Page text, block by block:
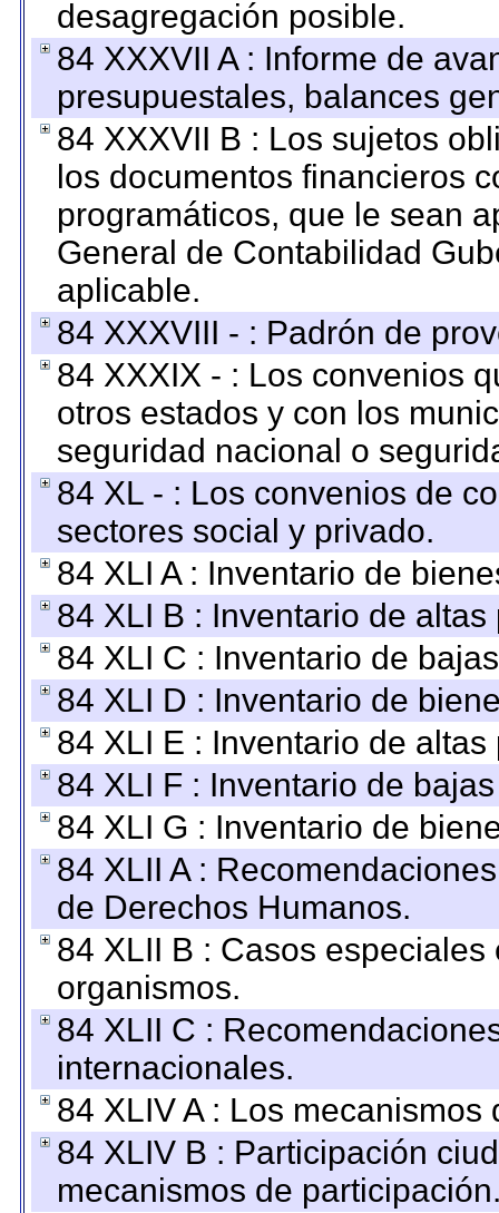
desagregación posible.
84 XXXVII A : Informe de
presupuestales, balances
84 XXXVII B : Los sujetos
los documentos financieros
programáticos, que le sean
General de Contabilidad
aplicable.
84 XXXVIII - : Padrón de
84 XXXIX - : Los convenios
otros estados y con los
seguridad nacional o
84 XL - : Los convenios de
sectores social y privado.
84 XLI A : Inventario de
84 XLI B : Inventario de
84 XLI C : Inventario de
84 XLI D : Inventario de
84 XLI E : Inventario de
84 XLI F : Inventario de
84 XLI G : Inventario de
84 XLII A :
de Derechos Humanos.
84 XLII B : Casos
organismos.
84 XLII C :
internacionales.
84 XLIV A : Los
84 XLIV B : Participación
mecanismos de